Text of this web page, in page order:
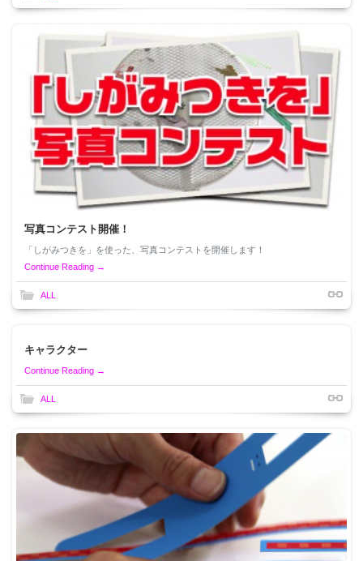
写真コンテスト開催！
「しがみつきを」を使った、写真コンテストを開催します！
Continue Reading →
ALL
キャラクター
Continue Reading →
ALL